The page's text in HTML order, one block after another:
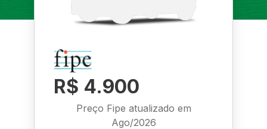
R$ 4.900
Preço Fipe atualizado em
Ago/2026